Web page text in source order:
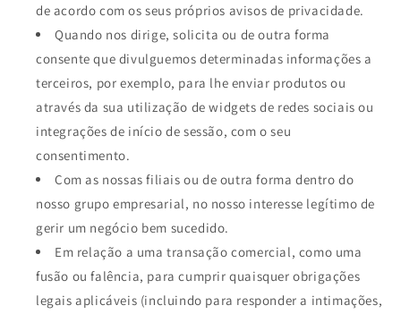
de acordo com os seus próprios avisos de privacidade.
Quando nos dirige, solicita ou de outra forma
consente que divulguemos determinadas informações a
terceiros, por exemplo, para lhe enviar produtos ou
através da sua utilização de widgets de redes sociais ou
integrações de início de sessão, com o seu
consentimento.
Com as nossas filiais ou de outra forma dentro do
nosso grupo empresarial, no nosso interesse legítimo de
gerir um negócio bem sucedido.
Em relação a uma transação comercial, como uma
fusão ou falência, para cumprir quaisquer obrigações
legais aplicáveis (incluindo para responder a intimações,